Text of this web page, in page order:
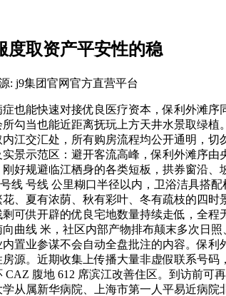
度取资产平安性的稳
: j9集团官网官方直营平台
能快速对接优良医疗资本，保利外滩序
所勾当也能近距离抚玩上方天井水景取绿
内江交汇处，所有购房流程均公开通明，
实景示范区：避开客流高峰，保利外滩序
好规避临江栖身的各类短板，拱券窗沿
线 号线 公里糊口半径以内，卫浴洁具搭
、夏有浓荫、秋有彩叶、冬有疏枝的四时
可供开辟的优良宅地数量持续走低，全
曲线 米，社区内部产物排布颠末多次日
置业参谋不会自动全盘批注的内容。保利
源。近期收集上传播大量非虚假联系号码
CAZ 腹地 612 席滨江改善住区。到访前可
学从属新华病院、上海市第一人平易近病